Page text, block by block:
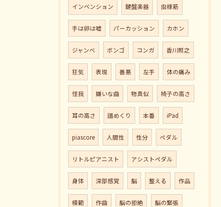
インベンション 鍵盤楽器 虫様筋
手は卵は嘘 パーカッション カホン
ジャンべ ボンゴ コンガ 香川照之
狂気 表現 善悪 左手 体の痛み
怪我 嫌いな曲 物真似 椅子の高さ
耳の高さ 譜めくり 本番 iPad
piascore 人間性 性分 ペダル
リトルピアニスト アシストペダル
身体 深部感覚 脳 整える 作品
模範 作曲 脳の拒絶 脳の緊張